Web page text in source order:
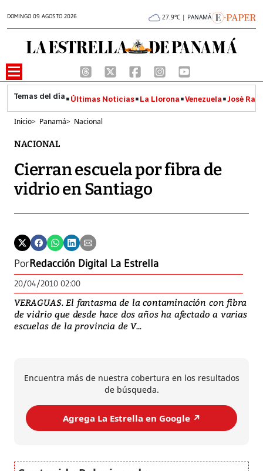
DOMINGO 09 AGOSTO 2026 27.9°C | PANAMÁ
Últimas Noticias La Llorona Venezuela José
Inicio> Panamá> Nacional
NACIONAL
Cierran escuela por fibra de
vidrio en Santiago
PorRedacción Digital La Estrella
20/04/2010 02:00
VERAGUAS. El fantasma de la contaminación con fibra
de vidrio que desde hace dos años ha afectado a varias
escuelas de la provincia de V...
Encuentra más de nuestra cobertura en los resultados
de búsqueda.
Agrega La Estrella en Google ↗️